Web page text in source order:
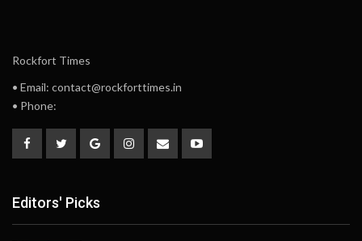
Rockfort Times
• Email: contact@rockforttimes.in
• Phone:
Editors' Picks